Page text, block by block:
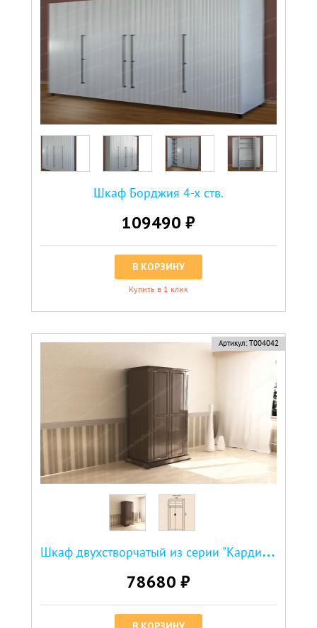
Шкаф Борджия 4-х ств.
109490 ₽
В КОРЗИНУ
Купить в 1 клик
новинка Артикул: Т004042
Ш
каф двухстворчатый из серии "Кардинал"
78680 ₽